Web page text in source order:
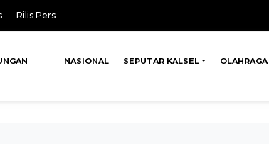
Rilis Pers
NASIONAL SEPUTAR KALSEL OLAHRAGA